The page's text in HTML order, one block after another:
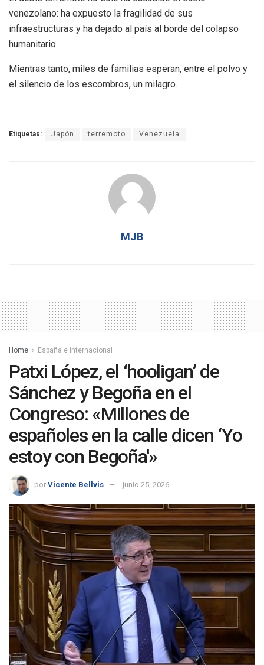
venezolano: ha expuesto la fragilidad de sus
infraestructuras y ha dejado al país al borde del colapso
humanitario.
Mientras tanto, miles de familias esperan, entre el polvo y
el silencio de los escombros, un milagro.
Etiquetas: Japón terremoto Venezuela
MJB
Home España e internacional
Patxi López, el ‘hooligan’ de
Sánchez y Begoña en el
Congreso: «Millones de
españoles en la calle dicen ‘Yo
estoy con Begoña'»
por Vicente Bellvis junio 25, 2026